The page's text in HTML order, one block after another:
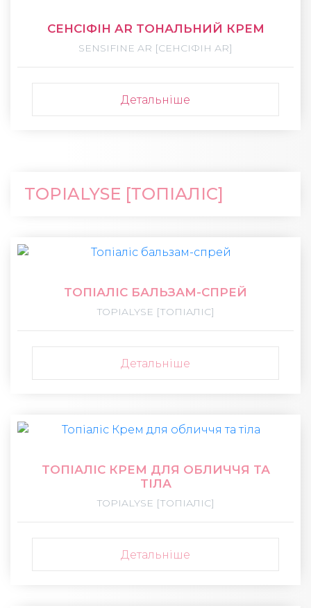
СЕНСІФІН AR ТОНАЛЬНИЙ КРЕМ
SENSIFINE AR [СЕНСІФІН АR]
Детальніше
TOPIALYSE [ТОПІАЛІС]
ТОПІАЛІС БАЛЬЗАМ-СПРЕЙ
TOPIALYSE [ТОПІАЛІС]
Детальніше
ТОПІАЛІС КРЕМ ДЛЯ ОБЛИЧЧЯ ТА
ТІЛА
TOPIALYSE [ТОПІАЛІС]
Детальніше